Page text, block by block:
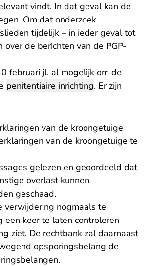
vindt. In dat geval kan de
Om dat onderzoek
tijdelijk – in ieder geval tot
over de berichten van de PGP-
februari jl. al mogelijk om de
penitentiaire inrichting. Er zijn
van de kroongetuige
van de kroongetuige te
gelezen en geoordeeld dat
overlast kunnen
geschaad.
verwijdering nogmaals te
een keer te laten controleren
ziet. De rechtbank zal daarnaast
opsporingsbelang de